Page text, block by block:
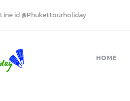
Line id @Phukettourholiday
HOME